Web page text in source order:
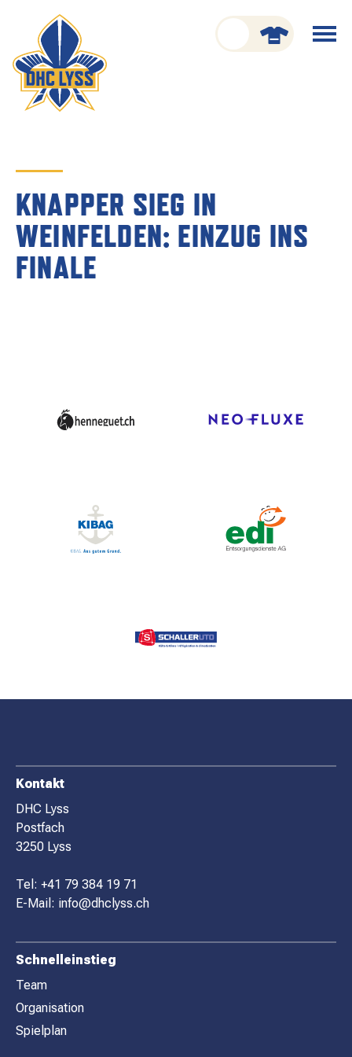
Menü
öffnen
schliessen
CLUB
TEAM
KADER
AKTUELLES
KONTAKT
KNAPPER SIEG IN
WEINFELDEN: EINZUG INS
FINALE
F
O
O
T
E
R
Kontakt
DHC Lyss
Postfach
3250 Lyss
Tel: +41 79 384 19 71
E-Mail: info@dhclyss.ch
Schnelleinstieg
Team
Organisation
Spielplan